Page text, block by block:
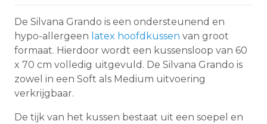
De Silvana Grando is een ondersteunend en
hypo-allergeen latex hoofdkussen van groot
formaat. Hierdoor wordt een kussensloop van 60
x 70 cm volledig uitgevuld. De Silvana Grando is
zowel in een Soft als Medium uitvoering
verkrijgbaar.
De tijk van het kussen bestaat uit een soepel en